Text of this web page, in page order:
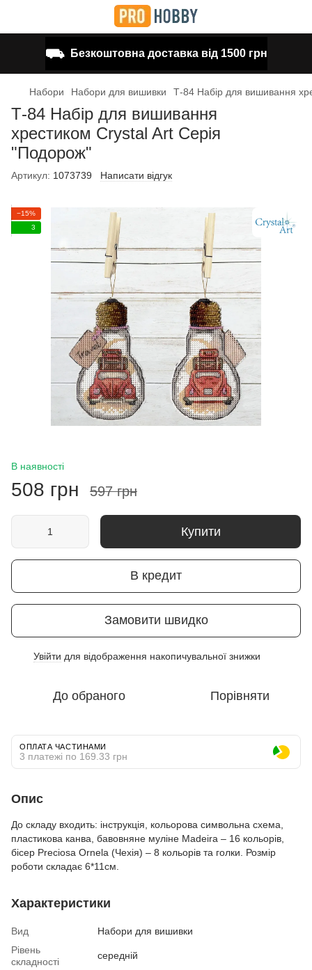
⛟ Безкоштовна доставка від 1500 грн
Набори Набори для вишивки Т-84 Набір для вишивання
Т-84 Набір для вишивання
хрестиком Crystal Art Серія
"Подорож"
Артикул: 1073739 Написати відгук
−15%
3
В наявності
508 грн 597 грн
Купити
В кредит
Замовити швидко
Увійти для відображення накопичувальної знижки
До обраного Порівняти
ОПЛАТА ЧАСТИНАМИ
3 платежі по 169.33 грн
Опис
До складу входить: інструкція, кольорова символьна схема,
пластикова канва, бавовняне муліне Madeira – 16 кольорів,
бісер Preciosa Ornela (Чехія) – 8 кольорів та голки. Розмір
роботи складає 6*11см.
Характеристики
Вид
Набори для вишивки
Рівень
складності
середній